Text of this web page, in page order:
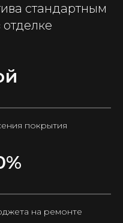
стандартным
покрытия
на ремонте